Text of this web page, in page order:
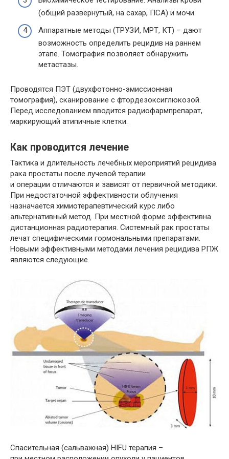
(общий развернутый, на сахар, ПСА) и мочи.
Аппаратные методы (ТРУЗИ, МРТ, КТ) – дают
возможность определить рецидив на раннем
этапе. Томография позволяет обнаружить
метастазы.
Проводятся ПЭТ (двухфотонно-эмиссионная
томография), сканирование с фтордезоксиглюкозой.
Перед исследованием вводится радиофармпрепарат,
маркирующий атипичные клетки.
Как проводится лечение
Тактика и длительность лечебных мероприятий рецидива
рака простаты после лучевой терапии
и операции отличаются и зависят от первичной методики.
При недостаточной эффективности облучения
назначается химиотерапевтический курс либо
альтернативный метод. При местной форме эффективна
дистанционная радиотерапия. Системный рак простаты
лечат специфическими гормональными препаратами.
Новыми эффективными методами лечения рецидива РПЖ
являются следующие.
Спасительная (сальважная) HIFU терапия –